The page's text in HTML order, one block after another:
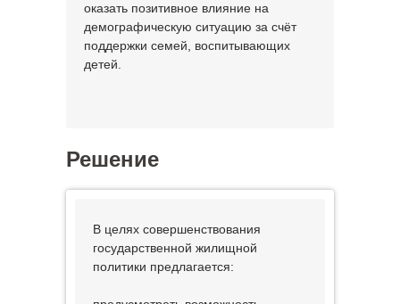
оказать позитивное влияние на
демографическую ситуацию за счёт
поддержки семей, воспитывающих
детей.
Решение
В целях совершенствования
государственной жилищной
политики предлагается: